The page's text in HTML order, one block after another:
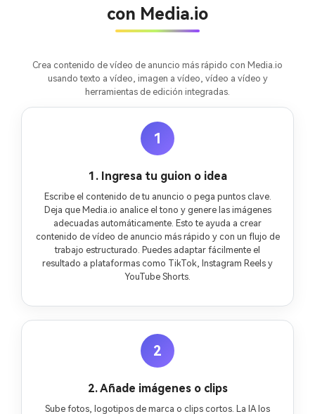
con Media.io
Crea contenido de vídeo de anuncio más rápido con Media.io
usando texto a vídeo, imagen a vídeo, vídeo a vídeo y
herramientas de edición integradas.
1
1. Ingresa tu guion o idea
Escribe el contenido de tu anuncio o pega puntos clave.
Deja que Media.io analice el tono y genere las imágenes
adecuadas automáticamente. Esto te ayuda a crear
contenido de vídeo de anuncio más rápido y con un flujo de
trabajo estructurado. Puedes adaptar fácilmente el
resultado a plataformas como TikTok, Instagram Reels y
YouTube Shorts.
2
2. Añade imágenes o clips
Sube fotos, logotipos de marca o clips cortos. La IA los
gratis!
Empieza Gratis→